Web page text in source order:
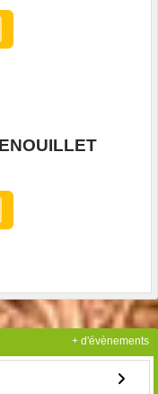
+ d'évènements